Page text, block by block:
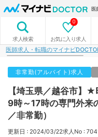
医
求人検索 お気に入り求人
0
医師求人・転職のマイナビ
非常勤(アルバイト)求人
【埼玉県／越谷市】
9時～17時の専門外来
／非常勤）
更新日 : 2024/03/22求人No :